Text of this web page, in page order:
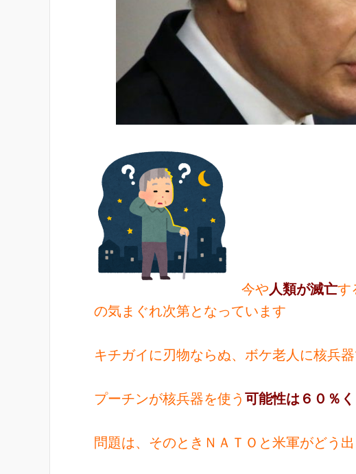
今や人類が滅亡す
の気まぐれ次第となっています
キチガイに刃物ならぬ、ボケ老人に核兵
プーチンが核兵器を使う 可能性は６０％
問題は、そのときＮＡＴＯと米軍がどう出